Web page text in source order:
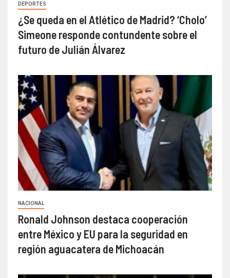
DEPORTES
¿Se queda en el Atlético de Madrid? ‘Cholo’
Simeone responde contundente sobre el
futuro de Julián Álvarez
NACIONAL
Ronald Johnson destaca cooperación
entre México y EU para la seguridad en
región aguacatera de Michoacán